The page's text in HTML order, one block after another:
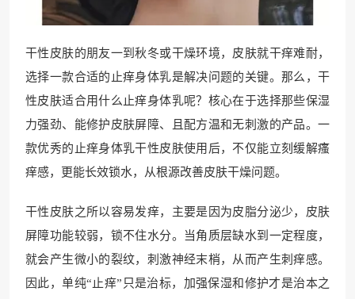
干性皮肤的朋友一到秋冬或干燥环境，皮肤就干痒难耐，
选择一款合适的止痒身体乳是解决问题的关键。那么，干
性皮肤适合用什么止痒身体乳呢？核心在于选择那些保湿
力强劲、能修护皮肤屏障、且配方温和无刺激的产品。一
款优秀的止痒身体乳干性皮肤使用后，不仅能立刻缓解瘙
痒感，更能长效锁水，从根源改善皮肤干燥问题。
干性皮肤之所以容易发痒，主要是因为皮脂分泌少，皮肤
屏障功能较弱，锁不住水分。当角质层缺水到一定程度，
就会产生微小的裂纹，刺激神经末梢，从而产生刺痒感。
因此，单纯“止痒”只是治标，加强保湿和修护才是治本之